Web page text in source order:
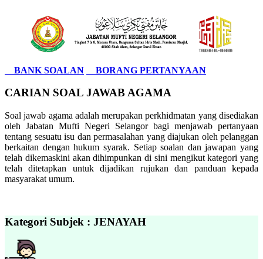
BANK SOALAN BORANG PERTANYAAN
CARIAN SOAL JAWAB AGAMA
Soal jawab agama adalah merupakan perkhidmatan yang disediakan
oleh Jabatan Mufti Negeri Selangor bagi menjawab pertanyaan
tentang sesuatu isu dan permasalahan yang diajukan oleh pelanggan
berkaitan dengan hukum syarak. Setiap soalan dan jawapan yang
telah dikemaskini akan dihimpunkan di sini mengikut kategori yang
telah ditetapkan untuk dijadikan rujukan dan panduan kepada
masyarakat umum.
Kategori Subjek : JENAYAH